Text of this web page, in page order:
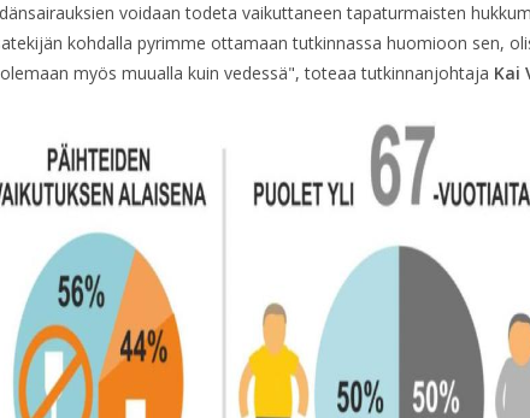
voidaan todeta vaikuttaneen tapaturmaisten
kohdalla pyrimme ottamaan tutkinnassa huomioon sen,
myös muualla kuin vedessä", toteaa tutkinnanjohtaja Kai